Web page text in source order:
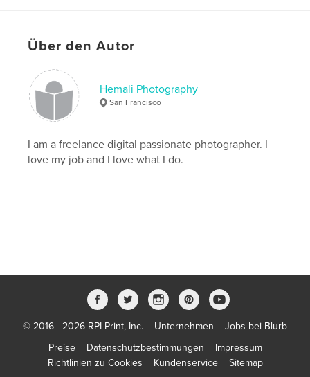
Über den Autor
Hemali Photography
San Francisco
I am a freelance digital passionate photographer. I
love my job and I love what I do.
© 2016 - 2026 RPI Print, Inc. Unternehmen
Jobs bei Blurb
Preise
Datenschutzbestimmungen
Impressum
Richtlinien zu Cookies
Kundenservice Sitemap